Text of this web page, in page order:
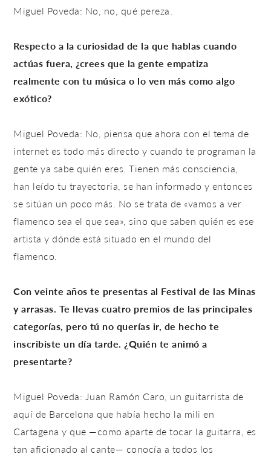
Miguel Poveda: No, no, qué pereza.
Respecto a la curiosidad de la que hablas cuando
actúas fuera, ¿crees que la gente empatiza
realmente con tu música o lo ven más como algo
exótico?
Miguel Poveda: No, piensa que ahora con el tema de
internet es todo más directo y cuando te programan la
gente ya sabe quién eres. Tienen más consciencia,
han leído tu trayectoria, se han informado y entonces
se sitúan un poco más. No se trata de «vamos a ver
flamenco sea el que sea», sino que saben quién es ese
artista y dónde está situado en el mundo del
flamenco.
Con veinte años te presentas al Festival de las Minas
y arrasas. Te llevas cuatro premios de las principales
categorías, pero tú no querías ir, de hecho te
inscribiste un día tarde. ¿Quién te animó a
presentarte?
Miguel Poveda: Juan Ramón Caro, un guitarrista de
aquí de Barcelona que había hecho la mili en
Cartagena y que —como aparte de tocar la guitarra, es
tan aficionado al cante— conocía a todos los